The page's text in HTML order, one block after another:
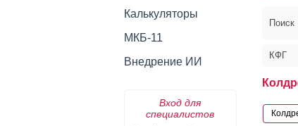
Калькуляторы
МКБ-11
Внедрение ИИ
Вход для
специалистов
Поиск
КФГ